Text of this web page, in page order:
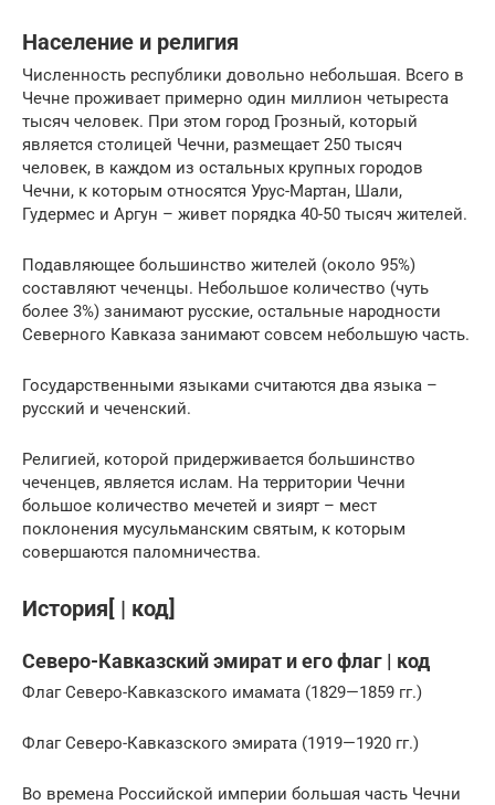
Население и религия
Численность республики довольно небольшая. Всего в
Чечне проживает примерно один миллион четыреста
тысяч человек. При этом город Грозный, который
является столицей Чечни, размещает 250 тысяч
человек, в каждом из остальных крупных городов
Чечни, к которым относятся Урус-Мартан, Шали,
Гудермес и Аргун – живет порядка 40-50 тысяч жителей.
Подавляющее большинство жителей (около 95%)
составляют чеченцы. Небольшое количество (чуть
более 3%) занимают русские, остальные народности
Северного Кавказа занимают совсем небольшую часть.
Государственными языками считаются два языка –
русский и чеченский.
Религией, которой придерживается большинство
чеченцев, является ислам. На территории Чечни
большое количество мечетей и зиярт – мест
поклонения мусульманским святым, к которым
совершаются паломничества.
История[ | код]
Северо-Кавказский эмират и его флаг | код
Флаг Северо-Кавказского имамата (1829—1859 гг.)
Флаг Северо-Кавказского эмирата (1919—1920 гг.)
Во времена Российской империи большая часть Чечни